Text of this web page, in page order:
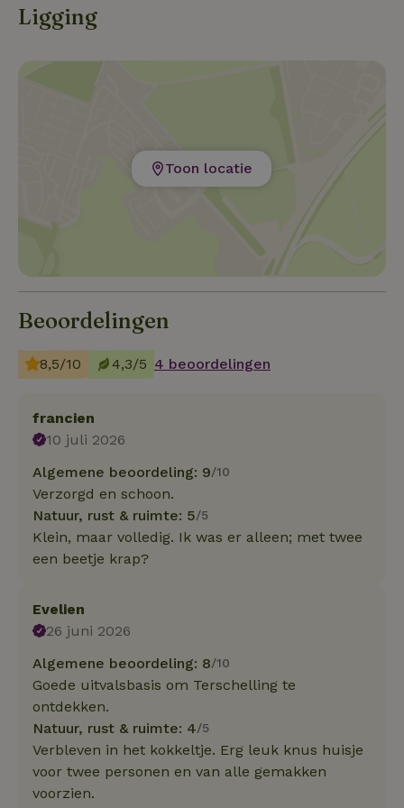
baggage gratis, het is maar een tip!!!
Ligging
Toon locatie
Beoordelingen
8,5/10 4,3/5 4 beoordelingen
francien
10 juli 2026
Algemene beoordeling: 9/10
Verzorgd en schoon.
Natuur, rust & ruimte: 5/5
Klein, maar volledig. Ik was er alleen; met twee
een beetje krap?
Evelien
26 juni 2026
Algemene beoordeling: 8/10
Goede uitvalsbasis om Terschelling te
ontdekken.
Natuur, rust & ruimte: 4/5
Verbleven in het kokkeltje. Erg leuk knus huisje
voor twee personen en van alle gemakken
voorzien.